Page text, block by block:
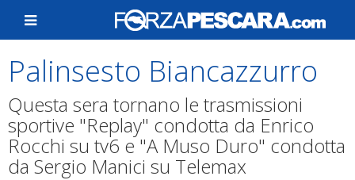
Palinsesto Biancazzurro
Questa sera tornano le trasmissioni
sportive "Replay" condotta da Enrico
Rocchi su tv6 e "A Muso Duro" condotta
da Sergio Manici su Telemax